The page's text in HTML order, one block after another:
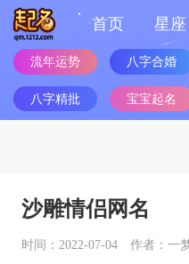
首页 星座
流年运势 八字合婚
八字精批 宝宝起名
沙雕情侣网名
时间：2022-07-04 作者：一